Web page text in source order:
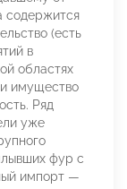
содержится
(есть
в
областях
имущество
Ряд
уже
фур с
импорт —